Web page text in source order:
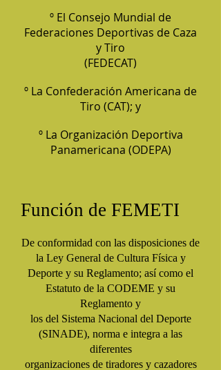
º El Consejo Mundial de
Federaciones Deportivas de Caza
y Tiro
(FEDECAT)
º La Confederación Americana de
Tiro (CAT); y
º La Organización Deportiva
Panamericana (ODEPA)
Función de FEMETI
De conformidad con las disposiciones de
la Ley General de Cultura Física y
Deporte y su Reglamento; así como el
Estatuto de la CODEME y su
Reglamento y
los del Sistema Nacional del Deporte
(SINADE), norma e integra a las
diferentes
organizaciones de tiradores y cazadores